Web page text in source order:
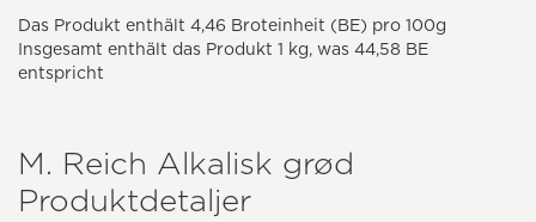
Das Produkt enthält 4,46 Broteinheit (BE) pro 100g
Insgesamt enthält das Produkt 1 kg, was 44,58 BE
entspricht
M. Reich Alkalisk grød
Produktdetaljer